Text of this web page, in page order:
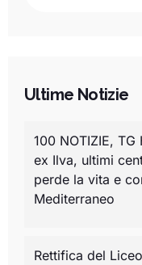
Ultime Notizie
100 NOTIZIE,
ex Ilva, ultimi
perde la vita e
Mediterraneo
Rettifica del